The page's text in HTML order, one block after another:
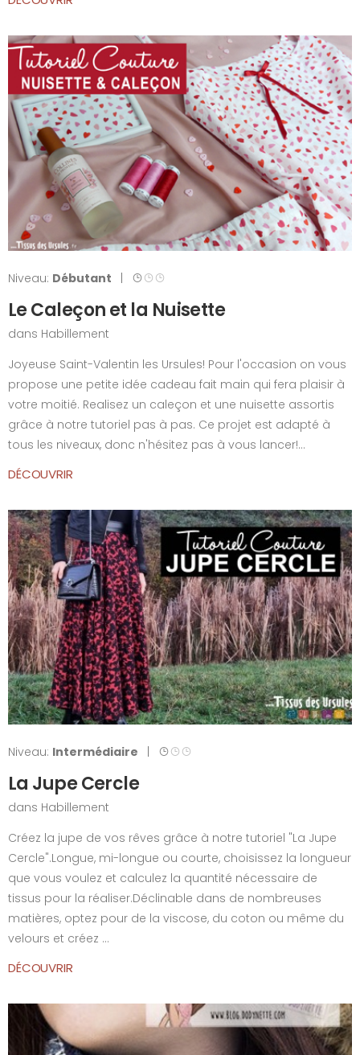
Niveau: Débutant |
Le Caleçon et la Nuisette
dans Habillement
Joyeuse Saint-Valentin les Ursules! Pour l'occasion on vous
propose une petite idée cadeau fait main qui fera plaisir à
votre moitié. Realisez un caleçon et une nuisette assortis
grâce à notre tutoriel pas à pas. Ce projet est adapté à
tous les niveaux, donc n'hésitez pas à vous lancer!...
DÉCOUVRIR
Niveau: Intermédiaire
La Jupe Cercle
dans Habillement
Créez la jupe de vos rêves grâce à notre tutoriel "La Jupe
Cercle".Longue, mi-longue ou courte, choisissez la longueur
que vous voulez et calculez la quantité nécessaire de
tissus pour la réaliser.Déclinable dans de nombreuses
matières, optez pour de la viscose, du coton ou même du
velours et créez ...
DÉCOUVRIR